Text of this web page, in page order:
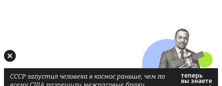
СССР запустил человека в космос раньше, чем по